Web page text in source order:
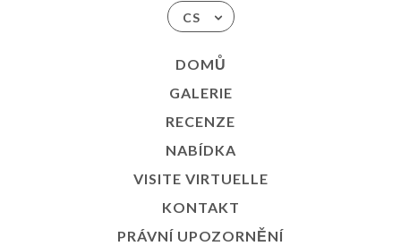
CS
DOMŮ
GALERIE
RECENZE
NABÍDKA
VISITE VIRTUELLE
KONTAKT
PRÁVNÍ UPOZORNĚNÍ